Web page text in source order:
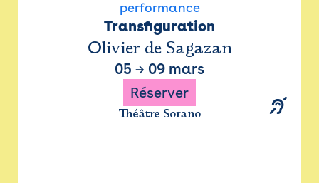
performance
Transfiguration
Olivier de Sagazan
05 → 09 mars
Réserver
Théâtre Sorano